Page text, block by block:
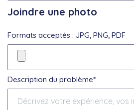
Joindre une photo
Formats acceptés : JPG, PNG, PDF
Description du problème*